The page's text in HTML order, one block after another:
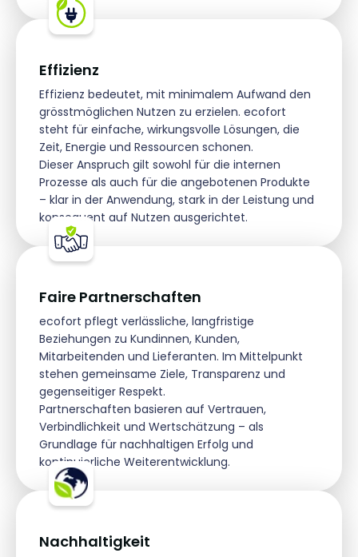
Effizienz
Effizienz bedeutet, mit minimalem Aufwand den
grösstmöglichen Nutzen zu erzielen. ecofort
steht für einfache, wirkungsvolle Lösungen, die
Zeit, Energie und Ressourcen schonen.
Dieser Anspruch gilt sowohl für die internen
Prozesse als auch für die angebotenen Produkte
– klar in der Anwendung, stark in der Leistung und
konsequent auf Nutzen ausgerichtet.
Faire Partnerschaften
ecofort pflegt verlässliche, langfristige
Beziehungen zu Kundinnen, Kunden,
Mitarbeitenden und Lieferanten. Im Mittelpunkt
stehen gemeinsame Ziele, Transparenz und
gegenseitiger Respekt.
Partnerschaften basieren auf Vertrauen,
Verbindlichkeit und Wertschätzung – als
Grundlage für nachhaltigen Erfolg und
kontinuierliche Weiterentwicklung.
Nachhaltigkeit